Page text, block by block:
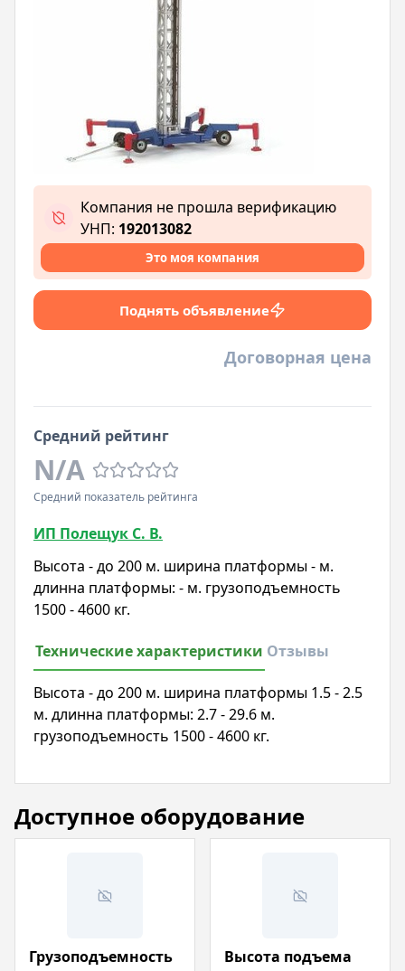
ИП Полещук С. В.
Высота - до 200 м. ширина платформы - м.
длинна платформы: - м. грузоподъемность
1500 - 4600 кг.
Технические характеристики Отзывы
Высота - до 200 м. ширина платформы 1.5 - 2.5
м. длинна платформы: 2.7 - 29.6 м.
грузоподъемность 1500 - 4600 кг.
Компания не прошла верификацию
УНП: 192013082
Это моя компания
Поднять объявление
Договорная цена
Средний рейтинг
N/A
Средний показатель рейтинга
Доступное оборудование
Грузоподъемность
Высота подъема